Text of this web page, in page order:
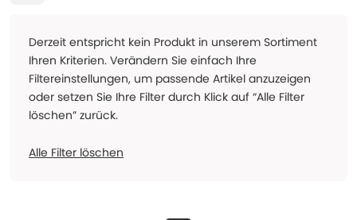
Derzeit entspricht kein Produkt in unserem Sortiment
Ihren Kriterien. Verändern Sie einfach Ihre
Filtereinstellungen, um passende Artikel anzuzeigen
oder setzen Sie Ihre Filter durch Klick auf “Alle Filter
löschen” zurück.
Alle Filter löschen